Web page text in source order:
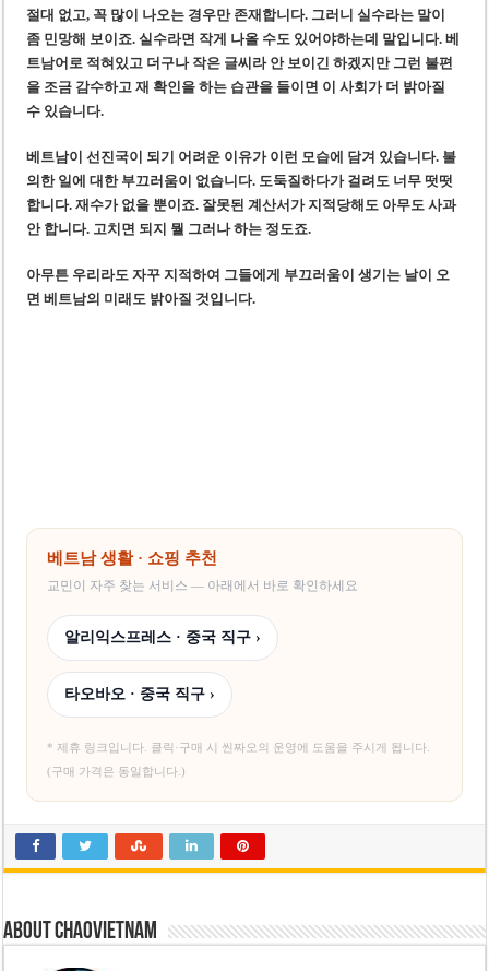
절대 없고, 꼭 많이 나오는 경우만 존재합니다. 그러니 실수라는 말이
좀 민망해 보이죠. 실수라면 작게 나올 수도 있어야하는데 말입니다. 베
트남어로 적혀있고 더구나 작은 글씨라 안 보이긴 하겠지만 그런 불편
을 조금 감수하고 재 확인을 하는 습관을 들이면 이 사회가 더 밝아질
수 있습니다.
베트남이 선진국이 되기 어려운 이유가 이런 모습에 담겨 있습니다. 불
의한 일에 대한 부끄러움이 없습니다. 도둑질하다가 걸려도 너무 떳떳
합니다. 재수가 없을 뿐이죠. 잘못된 계산서가 지적당해도 아무도 사과
안 합니다. 고치면 되지 뭘 그러나 하는 정도죠.
아무튼 우리라도 자꾸 지적하여 그들에게 부끄러움이 생기는 날이 오
면 베트남의 미래도 밝아질 것입니다.
베트남 생활 · 쇼핑 추천
교민이 자주 찾는 서비스 — 아래에서 바로 확인하세요
알리익스프레스 · 중국 직구 ›
타오바오 · 중국 직구 ›
* 제휴 링크입니다. 클릭·구매 시 씬짜오의 운영에 도움을 주시게 됩니다.
(구매 가격은 동일합니다.)
About chaovietnam